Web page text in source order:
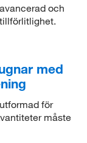
och
med
för
måste